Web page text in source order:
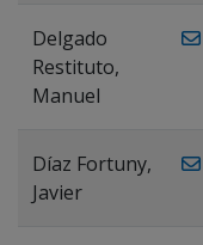
Delgado
Restituto,
Manuel
Díaz Fortuny,
Javier